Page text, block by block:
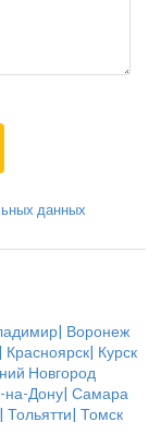
данных
| Воронеж
| Красноярск| Курск
Новгород
на-Дону| Самара
| Тольятти| Томск